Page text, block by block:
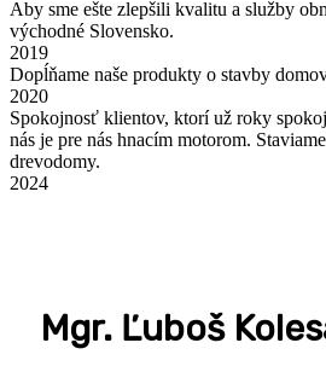
Aby sme ešte zlep­ši­li kva­li­tu a služ­by
východ­né Slovensko.
2019
Dopĺňa­me naše pro­duk­ty o stav­by
2020
Spo­koj­nosť kli­en­tov, ktorí už roky
nás je pre nás hna­cím moto­rom.
drevodomy.
2024
Mgr. Ľuboš